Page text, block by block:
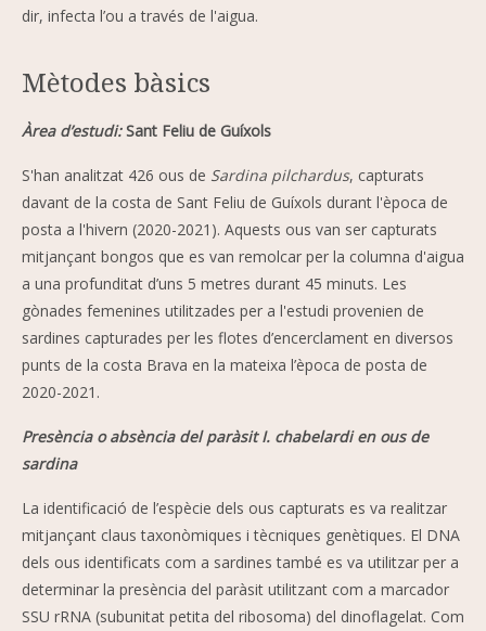
dir, infecta l’ou a través de l'aigua.
Mètodes bàsics
Àrea d’estudi:Sant Feliu de Guíxols
S'han analitzat 426 ous de Sardina pilchardus, capturats
davant de la costa de Sant Feliu de Guíxols durant l'època de
posta a l'hivern (2020-2021). Aquests ous van ser capturats
mitjançant bongos que es van remolcar per la columna d'aigua
a una profunditat d’uns 5 metres durant 45 minuts. Les
gònades femenines utilitzades per a l'estudi provenien de
sardines capturades per les flotes d’encerclament en diversos
punts de la costa Brava en la mateixa l’època de posta de
2020-2021.
Presència o absència del paràsit I. chabelardi en ous de
sardina
La identificació de l’espècie dels ous capturats es va realitzar
mitjançant claus taxonòmiques i tècniques genètiques. El DNA
dels ous identificats com a sardines també es va utilitzar per a
determinar la presència del paràsit utilitzant com a marcador
SSU rRNA (subunitat petita del ribosoma) del dinoflagelat. Com